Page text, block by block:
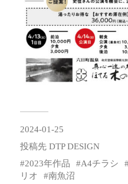
2024-01-25
投稿先 DTP DESIGN
2023年作品
A4チラシ
リオ
南魚沼